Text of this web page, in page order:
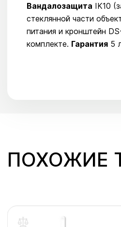
Вандалозащита IK10
стеклянной части
питания и кронштейн
комплекте. Гарантия 5
ПОХОЖИЕ